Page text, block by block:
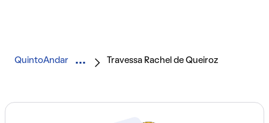
QuintoAndar Travessa Rachel de Queiroz